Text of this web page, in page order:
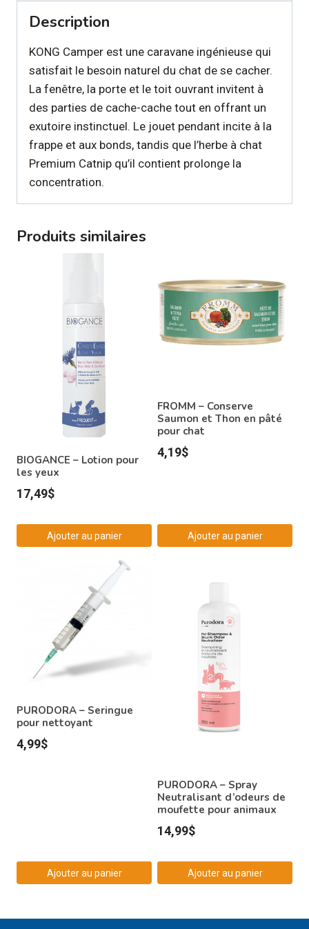
Description
KONG Camper est une caravane ingénieuse qui
satisfait le besoin naturel du chat de se cacher.
La fenêtre, la porte et le toit ouvrant invitent à
des parties de cache-cache tout en offrant un
exutoire instinctuel. Le jouet pendant incite à la
frappe et aux bonds, tandis que l’herbe à chat
Premium Catnip qu’il contient prolonge la
concentration.
Produits similaires
BIOGANCE – Lotion pour
les yeux
17,49$
Ajouter au panier
FROMM – Conserve
Saumon et Thon en pâté
pour chat
4,19$
Ajouter au panier
PURODORA – Seringue
pour nettoyant
4,99$
Ajouter au panier
PURODORA – Spray
Neutralisant d’odeurs de
moufette pour animaux
14,99$
Ajouter au panier